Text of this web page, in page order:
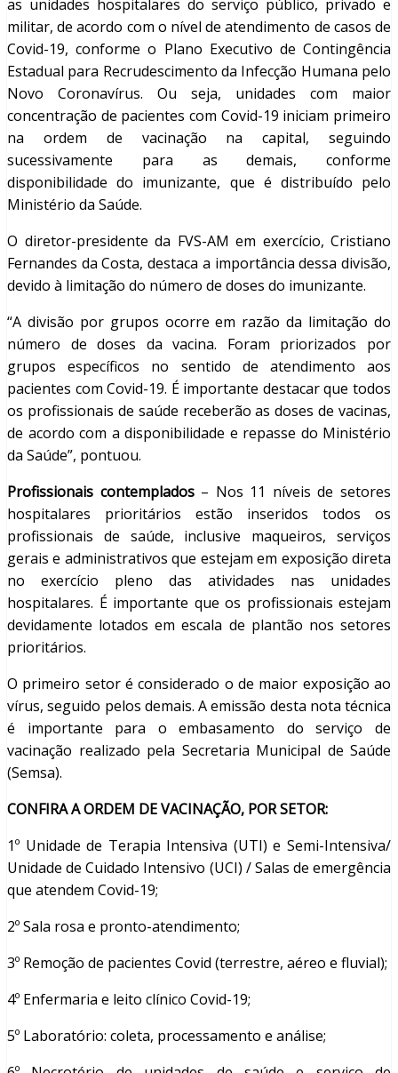
as unidades hospitalares do serviço público, privado e
militar, de acordo com o nível de atendimento de casos de
Covid-19, conforme o Plano Executivo de Contingência
Estadual para Recrudescimento da Infecção Humana pelo
Novo Coronavírus. Ou seja, unidades com maior
concentração de pacientes com Covid-19 iniciam primeiro
na ordem de vacinação na capital, seguindo
sucessivamente para as demais, conforme
disponibilidade do imunizante, que é distribuído pelo
Ministério da Saúde.
O diretor-presidente da FVS-AM em exercício, Cristiano
Fernandes da Costa, destaca a importância dessa divisão,
devido à limitação do número de doses do imunizante.
“A divisão por grupos ocorre em razão da limitação do
número de doses da vacina. Foram priorizados por
grupos específicos no sentido de atendimento aos
pacientes com Covid-19. É importante destacar que todos
os profissionais de saúde receberão as doses de vacinas,
de acordo com a disponibilidade e repasse do Ministério
da Saúde”, pontuou.
Profissionais contemplados– Nos 11 níveis de setores
hospitalares prioritários estão inseridos todos os
profissionais de saúde, inclusive maqueiros, serviços
gerais e administrativos que estejam em exposição direta
no exercício pleno das atividades nas unidades
hospitalares. É importante que os profissionais estejam
devidamente lotados em escala de plantão nos setores
prioritários.
O primeiro setor é considerado o de maior exposição ao
vírus, seguido pelos demais. A emissão desta nota técnica
é importante para o embasamento do serviço de
vacinação realizado pela Secretaria Municipal de Saúde
(Semsa).
CONFIRA A ORDEM DE VACINAÇÃO, POR SETOR:
1º Unidade de Terapia Intensiva (UTI) e Semi-Intensiva/
Unidade de Cuidado Intensivo (UCI) / Salas de emergência
que atendem Covid-19;
2º Sala rosa e pronto-atendimento;
3º Remoção de pacientes Covid (terrestre, aéreo e fluvial);
4º Enfermaria e leito clínico Covid-19;
5º Laboratório: coleta, processamento e análise;